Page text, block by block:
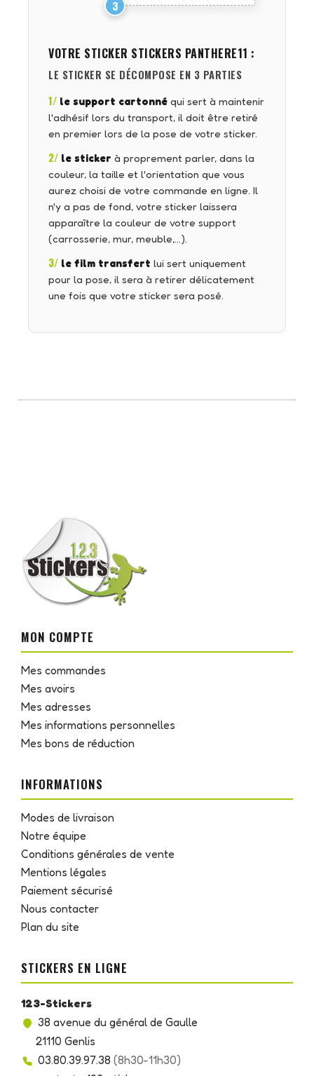
3
VOTRE STICKER STICKERS PANTHERE11 :
LE STICKER SE DÉCOMPOSE EN 3 PARTIES
1/ le support cartonné qui sert à maintenir
l'adhésif lors du transport, il doit être retiré
en premier lors de la pose de votre sticker.
2/ le sticker à proprement parler, dans la
couleur, la taille et l'orientation que vous
aurez choisi de votre commande en ligne. Il
n'y a pas de fond, votre sticker laissera
apparaître la couleur de votre support
(carrosserie, mur, meuble,…).
3/ le film transfert lui sert uniquement
pour la pose, il sera à retirer délicatement
une fois que votre sticker sera posé.
MON COMPTE
Mes commandes
Mes avoirs
Mes adresses
Mes informations personnelles
Mes bons de réduction
INFORMATIONS
Modes de livraison
Notre équipe
Conditions générales de vente
Mentions légales
Paiement sécurisé
Nous contacter
Plan du site
STICKERS EN LIGNE
123-Stickers
38 avenue du général de Gaulle
21110 Genlis
03.80.39.97.38 (8h30-11h30)